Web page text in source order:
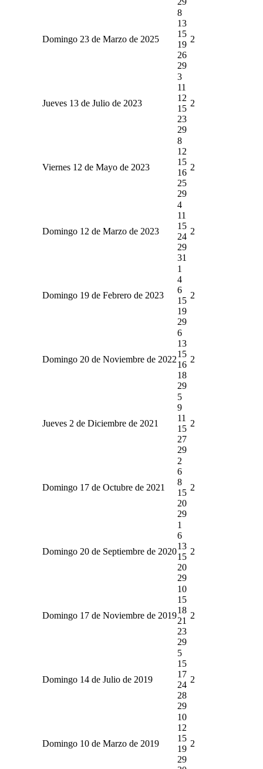
Domingo 23 de Marzo de 2025
8
13
15
19
26
29
2
Jueves 13 de Julio de 2023
3
11
12
15
23
29
2
Viernes 12 de Mayo de 2023
8
12
15
16
25
29
2
Domingo 12 de Marzo de 2023
4
11
15
24
29
31
2
Domingo 19 de Febrero de 2023
1
4
6
15
19
29
2
Domingo 20 de Noviembre de 2022
6
13
15
16
18
29
2
Jueves 2 de Diciembre de 2021
5
9
11
15
27
29
2
Domingo 17 de Octubre de 2021
2
6
8
15
20
29
2
Domingo 20 de Septiembre de 2020
1
6
13
15
20
29
2
Domingo 17 de Noviembre de 2019
10
15
18
21
23
29
2
Domingo 14 de Julio de 2019
5
15
17
24
28
29
2
Domingo 10 de Marzo de 2019
10
12
15
19
29
2